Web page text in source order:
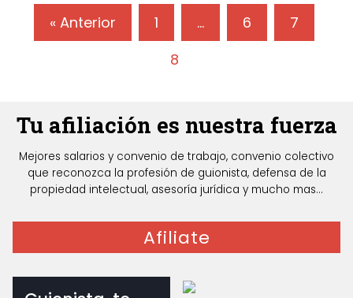
« Anterior 1 … 6
7
8
Tu afiliación es nuestra fuerza
Mejores salarios y convenio de trabajo, convenio colectivo
que reconozca la profesión de guionista, defensa de la
propiedad intelectual, asesoría jurídica y mucho mas...
Afiliate